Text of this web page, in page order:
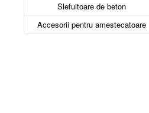
Slefuitoare de beton
Accesorii pentru amestecatoare